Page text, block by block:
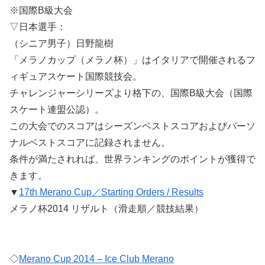
※国際B級大会
▽日本選手：
（シニア男子）日野龍樹
「メラノカップ（メラノ杯）」はイタリアで開催されるフ
ィギュアスケート国際競技会。
チャレンジャーシリーズより格下の、国際B級大会（国際
スケート連盟公認）。
この大会でのスコアはシーズンベストスコアおよびパーソ
ナルベストスコアに記録されません。
条件が満たされれば、世界ランキングのポイントが獲得で
きます。
▼ 17th Merano Cup／Starting Orders / Results
メラノ杯2014 リザルト（滑走順／競技結果）
◇Merano Cup 2014 – Ice Club Merano